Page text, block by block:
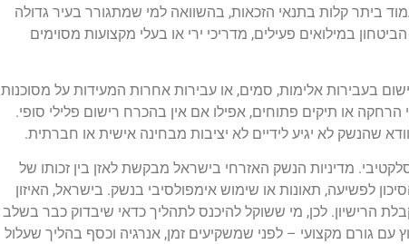
ביתר קלות בתנאי הזכאות, בהשוואה למי שמתגורר בעיר גדולה
במילואים פעילים, מדריכי ירי או בעלי מקצועות מסוימים
בעבירות אלימות, סמים, או עבירות אחרות המעידות על מסוכנות
או תיקים פתוחים, אפילו אם אין בהכרח רישום פלילי סופי.
שהנשק לא יגיע לידיים לא יציבות מבחינה אישית או חברתית.
מדיניות הנשק האזרחי בישראל מבקשת לאזן בין זכותו של
לפשיעה, תאונות או שימוש אימפולסיבי בנשק. בישראל, האיזון
הרישיון. לכן, מי ששוקל להיכנס לתהליך כדאי שיבדוק כבר בשלב
גורם מקצועי – לפני שמשקיעים זמן, אנרגיה וכסף בהליך שעלול